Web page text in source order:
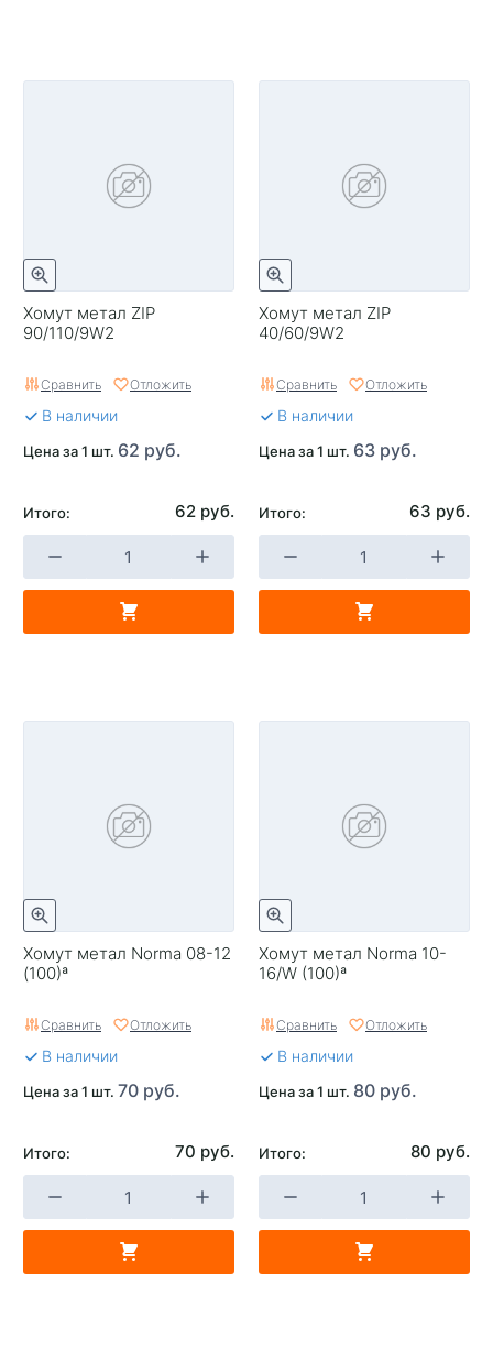
Хомут метал ZIP
90/110/9W2
Сравнить Отложить
В наличии
Цена за 1 шт. 62 руб.
Итого: 62 руб.
Хомут метал ZIP
40/60/9W2
Сравнить Отложить
В наличии
Цена за 1 шт. 63 руб.
Итого: 63 руб.
Хомут метал Norma 08-12
(100)ª
Сравнить Отложить
В наличии
Цена за 1 шт. 70 руб.
Итого: 70 руб.
Хомут метал Norma 10-
16/W (100)ª
Сравнить Отложить
В наличии
Цена за 1 шт. 80 руб.
Итого: 80 руб.